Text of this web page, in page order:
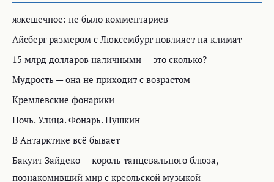
жжешечное: не было комментариев
Айсберг размером с Люксембург повлияет на климат
15 млрд долларов наличными — это сколько?
Мудрость — она не приходит с возрастом
Кремлевские фонарики
Ночь. Улица. Фонарь. Пушкин
В Антарктике всё бывает
Бакуит Зайдеко — король танцевального блюза,
познакомивший мир с креольской музыкой